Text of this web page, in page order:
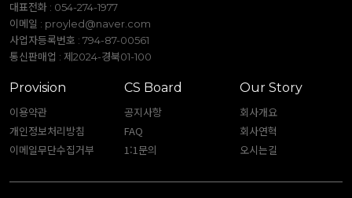
대표전화 : 054-274-1977
이메일 : proyled@naver.com
사업자등록번호 : 794-87-00561
통신판매업 : 제2024-경북01-100
Provision
이용약관
개인정보처리방침
이메일무단수집거부
CS Board
공지사항
FAQ
1:1문의
Our Story
회사개요
회사연혁
오시는길